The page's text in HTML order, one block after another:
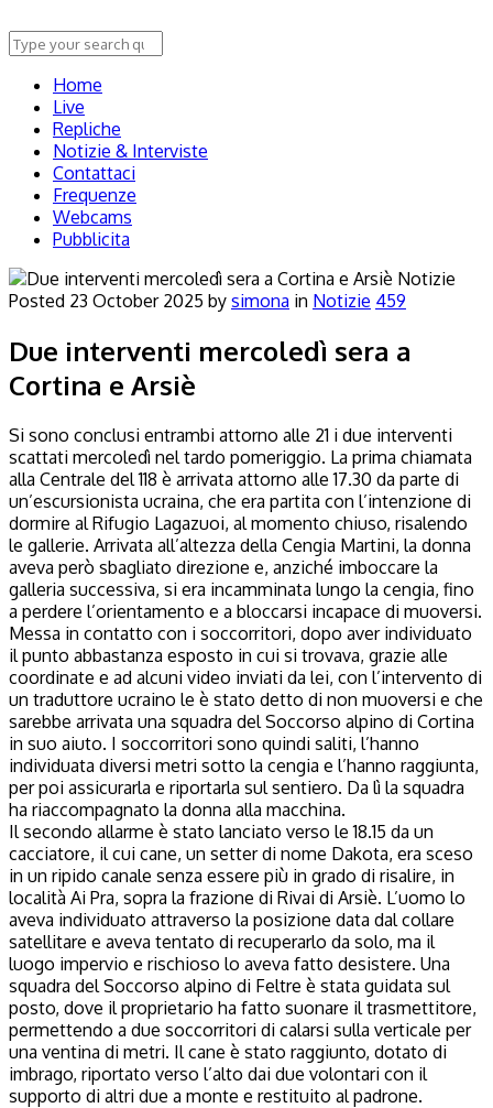
Home
Live
Repliche
Notizie & Interviste
Contattaci
Frequenze
Webcams
Pubblicita
Notizie
Posted 23 October 2025 by simona in Notizie 459
Due interventi mercoledì sera a
Cortina e Arsiè
Si sono conclusi entrambi attorno alle 21 i due interventi
scattati mercoledì nel tardo pomeriggio. La prima chiamata
alla Centrale del 118 è arrivata attorno alle 17.30 da parte di
un’escursionista ucraina, che era partita con l’intenzione di
dormire al Rifugio Lagazuoi, al momento chiuso, risalendo
le gallerie. Arrivata all’altezza della Cengia Martini, la donna
aveva però sbagliato direzione e, anziché imboccare la
galleria successiva, si era incamminata lungo la cengia, fino
a perdere l’orientamento e a bloccarsi incapace di muoversi.
Messa in contatto con i soccorritori, dopo aver individuato
il punto abbastanza esposto in cui si trovava, grazie alle
coordinate e ad alcuni video inviati da lei, con l’intervento di
un traduttore ucraino le è stato detto di non muoversi e che
sarebbe arrivata una squadra del Soccorso alpino di Cortina
in suo aiuto. I soccorritori sono quindi saliti, l’hanno
individuata diversi metri sotto la cengia e l’hanno raggiunta,
per poi assicurarla e riportarla sul sentiero. Da lì la squadra
ha riaccompagnato la donna alla macchina.
Il secondo allarme è stato lanciato verso le 18.15 da un
cacciatore, il cui cane, un setter di nome Dakota, era sceso
in un ripido canale senza essere più in grado di risalire, in
località Ai Pra, sopra la frazione di Rivai di Arsiè. L’uomo lo
aveva individuato attraverso la posizione data dal collare
satellitare e aveva tentato di recuperarlo da solo, ma il
luogo impervio e rischioso lo aveva fatto desistere. Una
squadra del Soccorso alpino di Feltre è stata guidata sul
posto, dove il proprietario ha fatto suonare il trasmettitore,
permettendo a due soccorritori di calarsi sulla verticale per
una ventina di metri. Il cane è stato raggiunto, dotato di
imbrago, riportato verso l’alto dai due volontari con il
supporto di altri due a monte e restituito al padrone.